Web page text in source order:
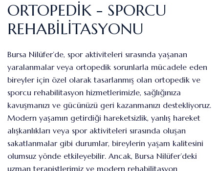
ORTOPEDIK - SPORCU
REHABILITASYONU
Bursa Nilüfer’de, spor aktiviteleri sırasında yaşanan
yaralanmalar veya ortopedik sorunlarla mücadele eden
bireyler için özel olarak tasarlanmış olan ortopedik ve
sporcu rehabilitasyon hizmetlerimizle, sağlığınıza
kavuşmanızı ve gücünüzü geri kazanmanızı destekliyoruz.
Modern yaşamın getirdiği hareketsizlik, yanlış hareket
alışkanlıkları veya spor aktiviteleri sırasında oluşan
sakatlanmalar gibi durumlar, bireylerin yaşam kalitesini
olumsuz yönde etkileyebilir. Ancak, Bursa Nilüfer’deki
uzman terapistlerimiz ve modern rehabilitasyon